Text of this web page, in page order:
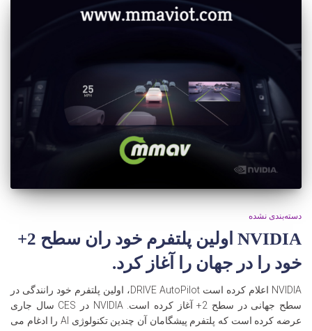
دسته‌بندی نشده
NVIDIA اولین پلتفرم خود ران سطح 2+
خود را در جهان را آغاز کرد.
NVIDIA اعلام کرده است DRIVE AutoPilot، اولین پلتفرم خود رانندگی در
سطح جهانی در سطح 2+ آغاز کرده است. NVIDIA در CES سال جاری
عرضه کرده است که پلتفرم پیشگامان آن چندین تکنولوژی AI را ادغام می